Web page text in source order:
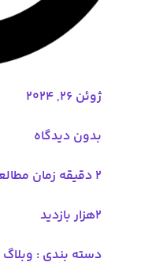
دیدگاه
بندی :وبلاگ